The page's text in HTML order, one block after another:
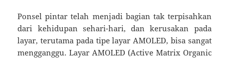
Ponsel pintar telah menjadi bagian tak terpisahkan
dari kehidupan sehari-hari, dan kerusakan pada
layar, terutama pada tipe layar AMOLED, bisa sangat
mengganggu. Layar AMOLED (Active Matrix Organic